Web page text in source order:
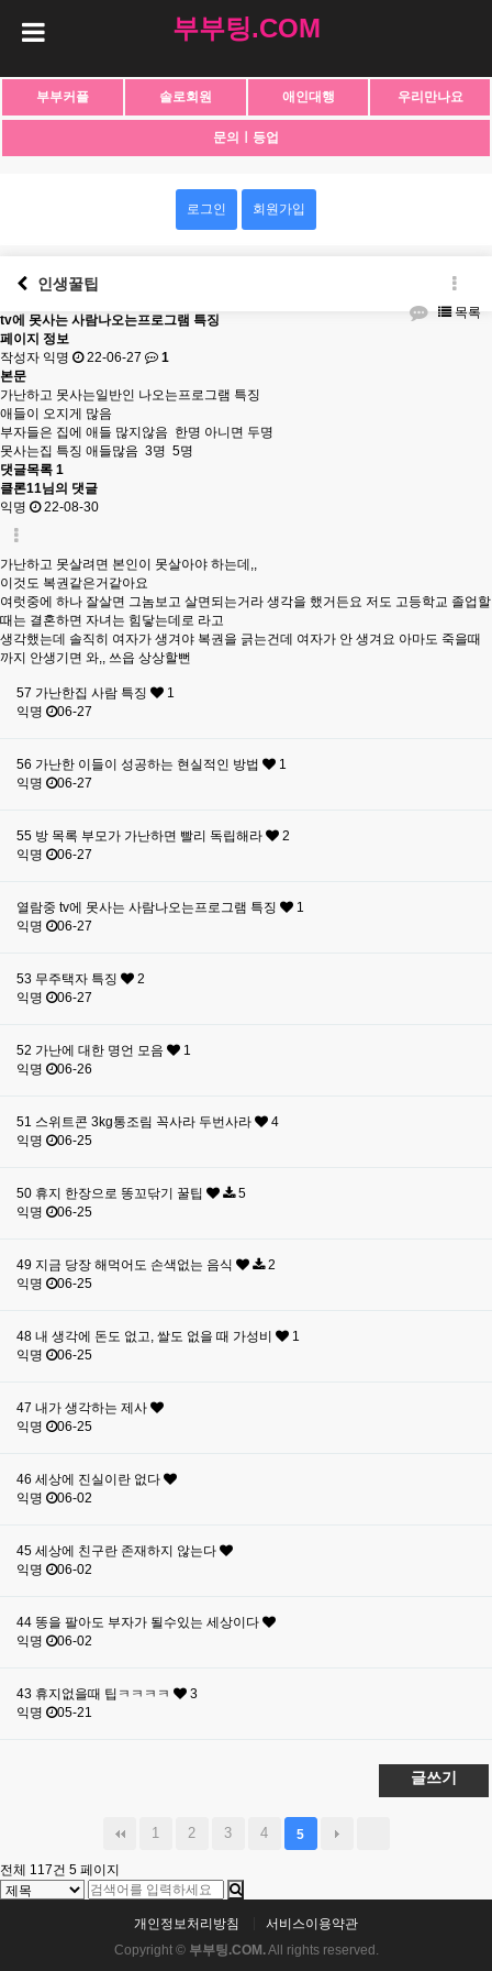
부부팅.COM
부부커플 솔로회원 애인대행 우리만나요
문의ㅣ등업
로그인 회원가입
인생꿀팁
목록
tv에 못사는 사람나오는프로그램 특징
페이지 정보
작성자 익명
22-06-27
1
본문
가난하고 못사는일반인 나오는프로그램 특징
애들이 오지게 많음
부자들은 집에 애들 많지않음 한명 아니면 두명
못사는집 특징 애들많음 3명 5명
댓글목록 1
클론11님의 댓글
익명
22-08-30
가난하고 못살려면 본인이 못살아야 하는데,,
이것도 복권같은거같아요
여럿중에 하나 잘살면 그놈보고 살면되는거라 생각을 했거든요 저도 고등학교 졸업할
때는 결혼하면 자녀는 힘닿는데로 라고
생각했는데 솔직히 여자가 생겨야 복권을 긁는건데 여자가 안 생겨요 아마도 죽을때
까지 안생기면 와,, 쓰읍 상상할뻔
57 가난한집 사람 특징
1
익명
06-27
56 가난한 이들이 성공하는 현실적인 방법
1
익명
06-27
55 방 목록 부모가 가난하면 빨리 독립해라
2
익명
06-27
열람중 tv에 못사는 사람나오는프로그램 특징
1
익명
06-27
53 무주택자 특징
2
익명
06-27
52 가난에 대한 명언 모음
1
익명
06-26
51 스위트콘 3kg통조림 꼭사라 두번사라
4
익명
06-25
50 휴지 한장으로 똥꼬닦기 꿀팁
5
익명
06-25
49 지금 당장 해먹어도 손색없는 음식
2
익명
06-25
48 내 생각에 돈도 없고, 쌀도 없을 때 가성비
1
익명
06-25
47 내가 생각하는 제사
익명
06-25
46 세상에 진실이란 없다
익명
06-02
45 세상에 친구란 존재하지 않는다
익명
06-02
44 똥을 팔아도 부자가 될수있는 세상이다
익명
06-02
43 휴지없을때 팁ㅋㅋㅋㅋ
3
익명
05-21
글쓰기
1 2 3 4 5
전체 117건 5 페이지
개인정보처리방침
서비스이용약관
Copyright © 부부팅.COM.All rights reserved.